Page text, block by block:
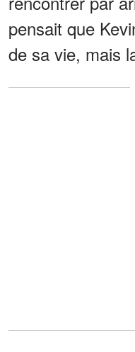
pensait que
de sa vie, mais